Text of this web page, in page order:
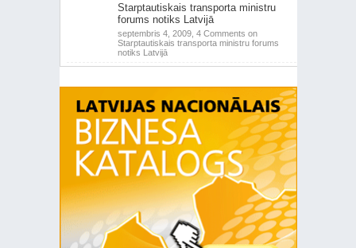
Starptautiskais transporta ministru
forums notiks Latvijā
septembris 4, 2009, 4 Comments on
Starptautiskais transporta ministru forums
notiks Latvijā